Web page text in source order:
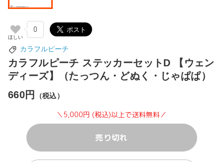
0
カラフルピーチ
カラフルピーチ ステッカーセットD 【ウェン
ディーズ】（たっつん・どぬく・じゃぱぱ）
660円
（税込）
＼5,000円 (税込)以上で送料無料／
売り切れ